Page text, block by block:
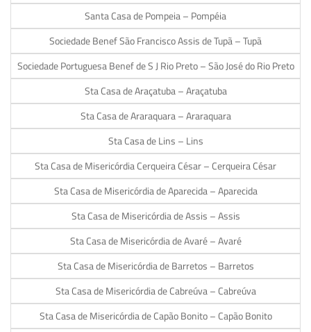
Santa Casa de Pompeia – Pompéia
Sociedade Benef São Francisco Assis de Tupã – Tupã
Sociedade Portuguesa Benef de S J Rio Preto – São José do Rio Preto
Sta Casa de Araçatuba – Araçatuba
Sta Casa de Araraquara – Araraquara
Sta Casa de Lins – Lins
Sta Casa de Misericórdia Cerqueira César – Cerqueira César
Sta Casa de Misericórdia de Aparecida – Aparecida
Sta Casa de Misericórdia de Assis – Assis
Sta Casa de Misericórdia de Avaré – Avaré
Sta Casa de Misericórdia de Barretos – Barretos
Sta Casa de Misericórdia de Cabreúva – Cabreúva
Sta Casa de Misericórdia de Capão Bonito – Capão Bonito